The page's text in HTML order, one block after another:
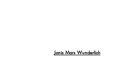
Janis Mars Wunderlich